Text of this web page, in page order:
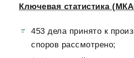
Ключевая статистика
453 дела принято к
споров рассмотрено;